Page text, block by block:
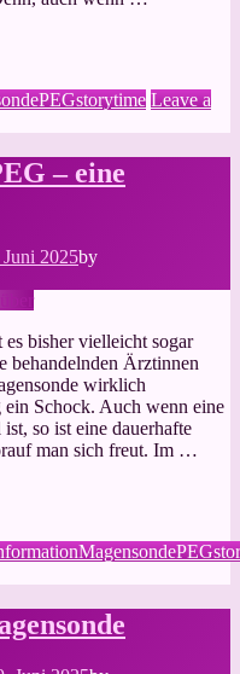
PEGstorytime Leave a
– eine
Juni 2025by
bisher vielleicht sogar
behandelnden Ärztinnen
wirklich
Schock. Auch wenn eine
so ist eine dauerhafte
man sich freut. Im …
MagensondePEG